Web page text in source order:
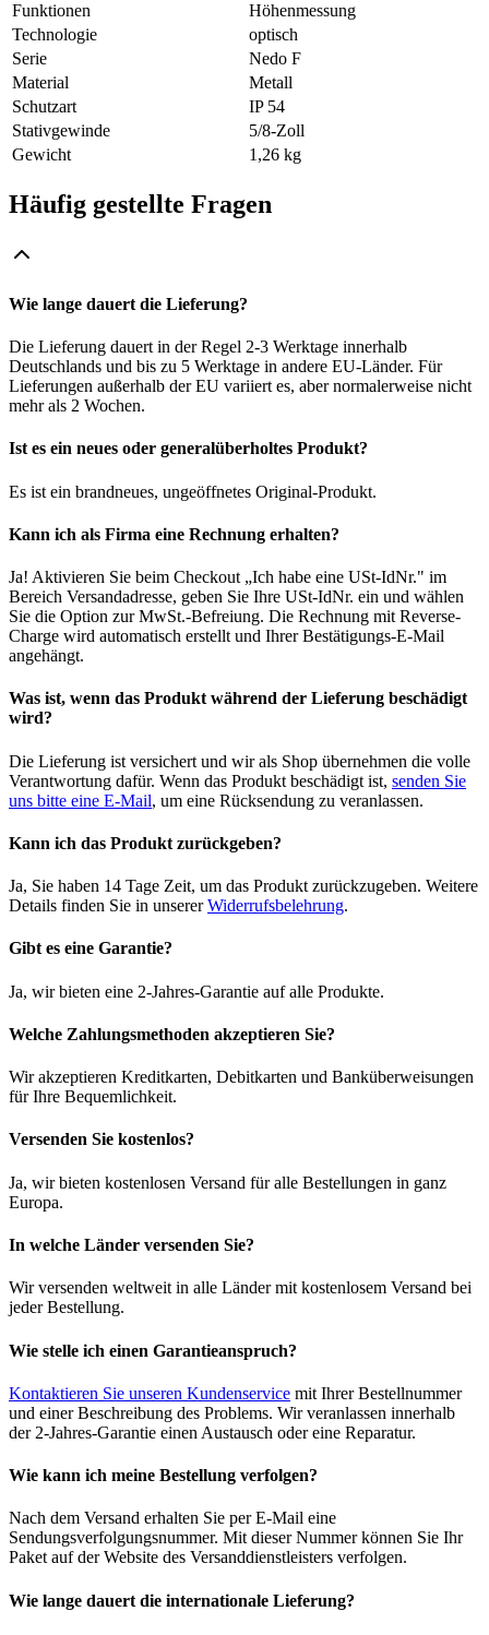
Funktionen
Höhenmessung
Technologie
optisch
Serie
Nedo F
Material
Metall
Schutzart
IP 54
Stativgewinde
5/8-Zoll
Gewicht
1,26 kg
Häufig gestellte Fragen
Wie lange dauert die Lieferung?
Die Lieferung dauert in der Regel 2-3 Werktage innerhalb
Deutschlands und bis zu 5 Werktage in andere EU-Länder. Für
Lieferungen außerhalb der EU variiert es, aber normalerweise nicht
mehr als 2 Wochen.
Ist es ein neues oder generalüberholtes Produkt?
Es ist ein brandneues, ungeöffnetes Original-Produkt.
Kann ich als Firma eine Rechnung erhalten?
Ja! Aktivieren Sie beim Checkout „Ich habe eine USt-IdNr." im
Bereich Versandadresse, geben Sie Ihre USt-IdNr. ein und wählen
Sie die Option zur MwSt.-Befreiung. Die Rechnung mit Reverse-
Charge wird automatisch erstellt und Ihrer Bestätigungs-E-Mail
angehängt.
Was ist, wenn das Produkt während der Lieferung beschädigt
wird?
Die Lieferung ist versichert und wir als Shop übernehmen die volle
Verantwortung dafür. Wenn das Produkt beschädigt ist, senden Sie
uns bitte eine E-Mail, um eine Rücksendung zu veranlassen.
Kann ich das Produkt zurückgeben?
Ja, Sie haben 14 Tage Zeit, um das Produkt zurückzugeben. Weitere
Details finden Sie in unsererWiderrufsbelehrung.
Gibt es eine Garantie?
Ja, wir bieten eine 2-Jahres-Garantie auf alle Produkte.
Welche Zahlungsmethoden akzeptieren Sie?
Wir akzeptieren Kreditkarten, Debitkarten und Banküberweisungen
für Ihre Bequemlichkeit.
Versenden Sie kostenlos?
Ja, wir bieten kostenlosen Versand für alle Bestellungen in ganz
Europa.
In welche Länder versenden Sie?
Wir versenden weltweit in alle Länder mit kostenlosem Versand bei
jeder Bestellung.
Wie stelle ich einen Garantieanspruch?
Kontaktieren Sie unseren Kundenservice mit Ihrer Bestellnummer
und einer Beschreibung des Problems. Wir veranlassen innerhalb
der 2-Jahres-Garantie einen Austausch oder eine Reparatur.
Wie kann ich meine Bestellung verfolgen?
Nach dem Versand erhalten Sie per E-Mail eine
Sendungsverfolgungsnummer. Mit dieser Nummer können Sie Ihr
Paket auf der Website des Versanddienstleisters verfolgen.
Wie lange dauert die internationale Lieferung?